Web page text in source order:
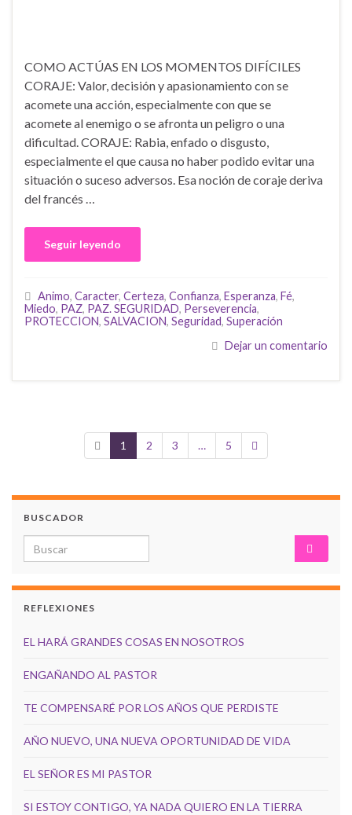
COMO ACTÚAS EN LOS MOMENTOS DIFÍCILES
CORAJE: Valor, decisión y apasionamiento con se
acomete una acción, especialmente con que se
acomete al enemigo o se afronta un peligro o una
dificultad. CORAJE: Rabia, enfado o disgusto,
especialmente el que causa no haber podido evitar una
situación o suceso adversos. Esa noción de coraje deriva
del francés …
Seguir leyendo
Animo, Caracter, Certeza, Confianza, Esperanza, Fé,
Miedo, PAZ, PAZ. SEGURIDAD, Perseverencia,
PROTECCION, SALVACION, Seguridad, Superación
Dejar un comentario
1 2 3 … 5
BUSCADOR
Search for:
REFLEXIONES
EL HARÁ GRANDES COSAS EN NOSOTROS
ENGAÑANDO AL PASTOR
TE COMPENSARÉ POR LOS AÑOS QUE PERDISTE
AÑO NUEVO, UNA NUEVA OPORTUNIDAD DE VIDA
EL SEÑOR ES MI PASTOR
SI ESTOY CONTIGO, YA NADA QUIERO EN LA TIERRA